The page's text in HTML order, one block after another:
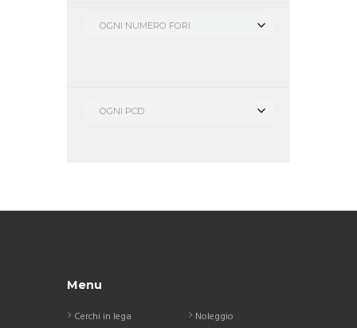
OGNI NUMERO FORI
OGNI PCD
Menu
Cerchi in lega
Noleggio